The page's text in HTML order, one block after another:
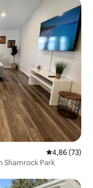
4,86 (73)
Shamrock Park